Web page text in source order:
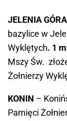
JELENIA GÓRA
bazylice w
Wyklętych. 1
Mszy Św.
Żołnierzy
KONIN –
Pamięci